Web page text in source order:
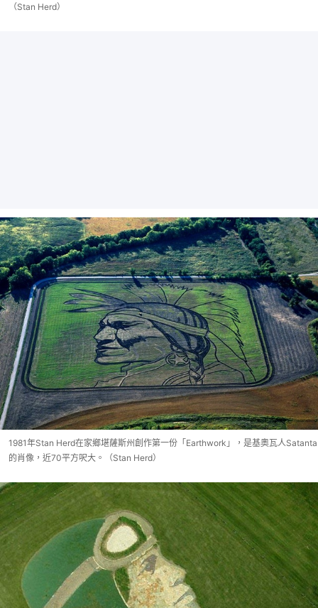
（Stan Herd）
1981年Stan Herd在家鄉堪薩斯州創作第一份「Earthwork」，是基奧瓦人Satanta
的肖像，近70平方呎大。（Stan Herd）